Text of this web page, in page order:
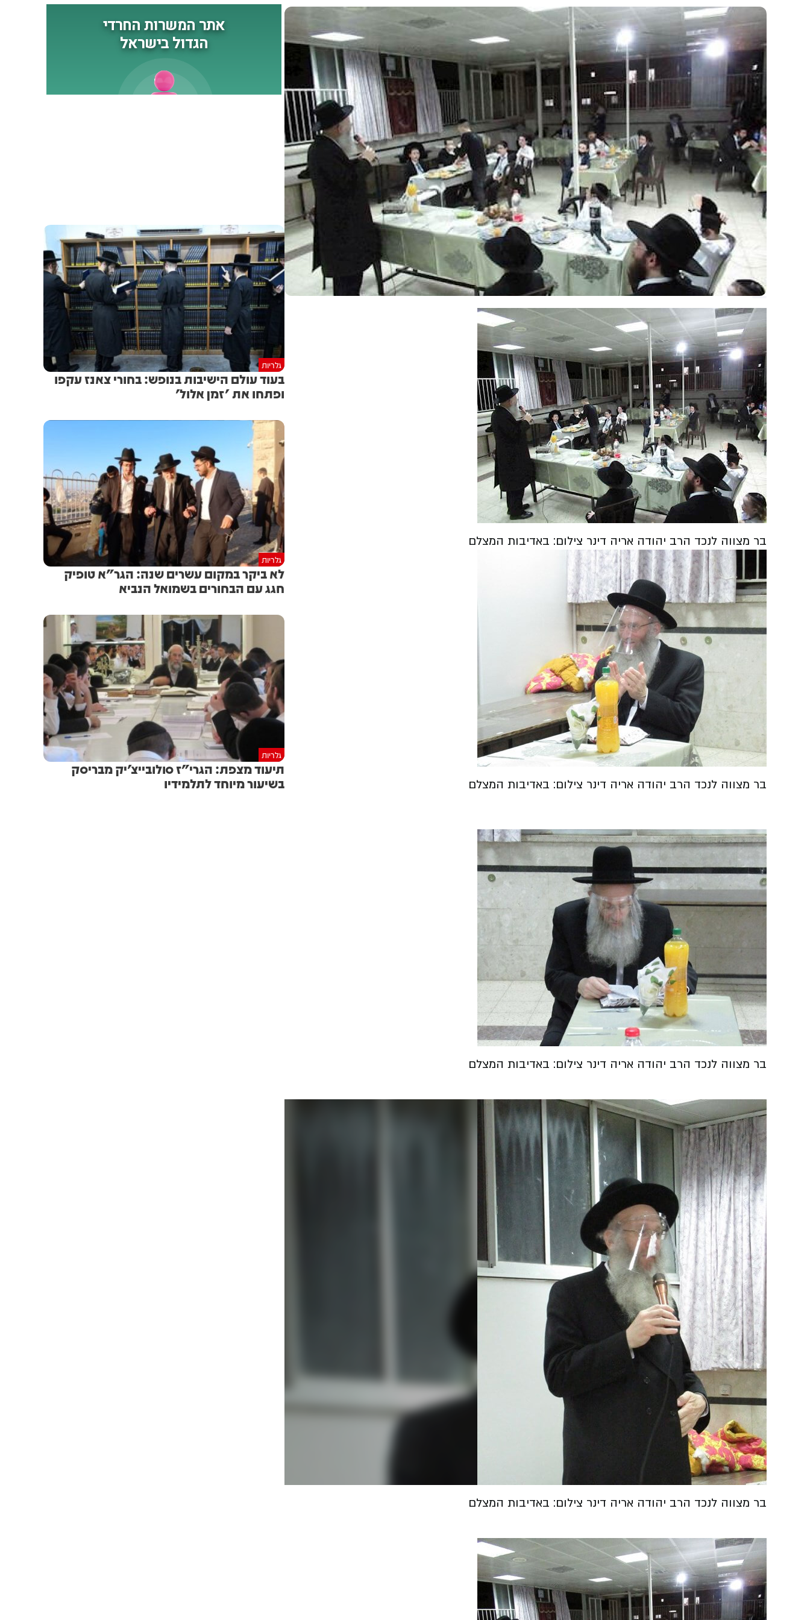
בר מצווה לנכד הרב יהודה אריה דינר צילום: באדיבות המצלם
בר מצווה לנכד הרב יהודה אריה דינר צילום: באדיבות המצלם
בר מצווה לנכד הרב יהודה אריה דינר צילום: באדיבות המצלם
בר מצווה לנכד הרב יהודה אריה דינר צילום: באדיבות המצלם
גלריות
בעוד עולם הישיבות בנופש: בחורי צאנז עקפו
ופתחו את 'זמן אלול'
גלריות
לא ביקר במקום עשרים שנה: הגר"א טופיק
חגג עם הבחורים בשמואל הנביא
גלריות
תיעוד מצפת: הגרי"ז סולובייצ'יק מבריסק
בשיעור מיוחד לתלמידיו